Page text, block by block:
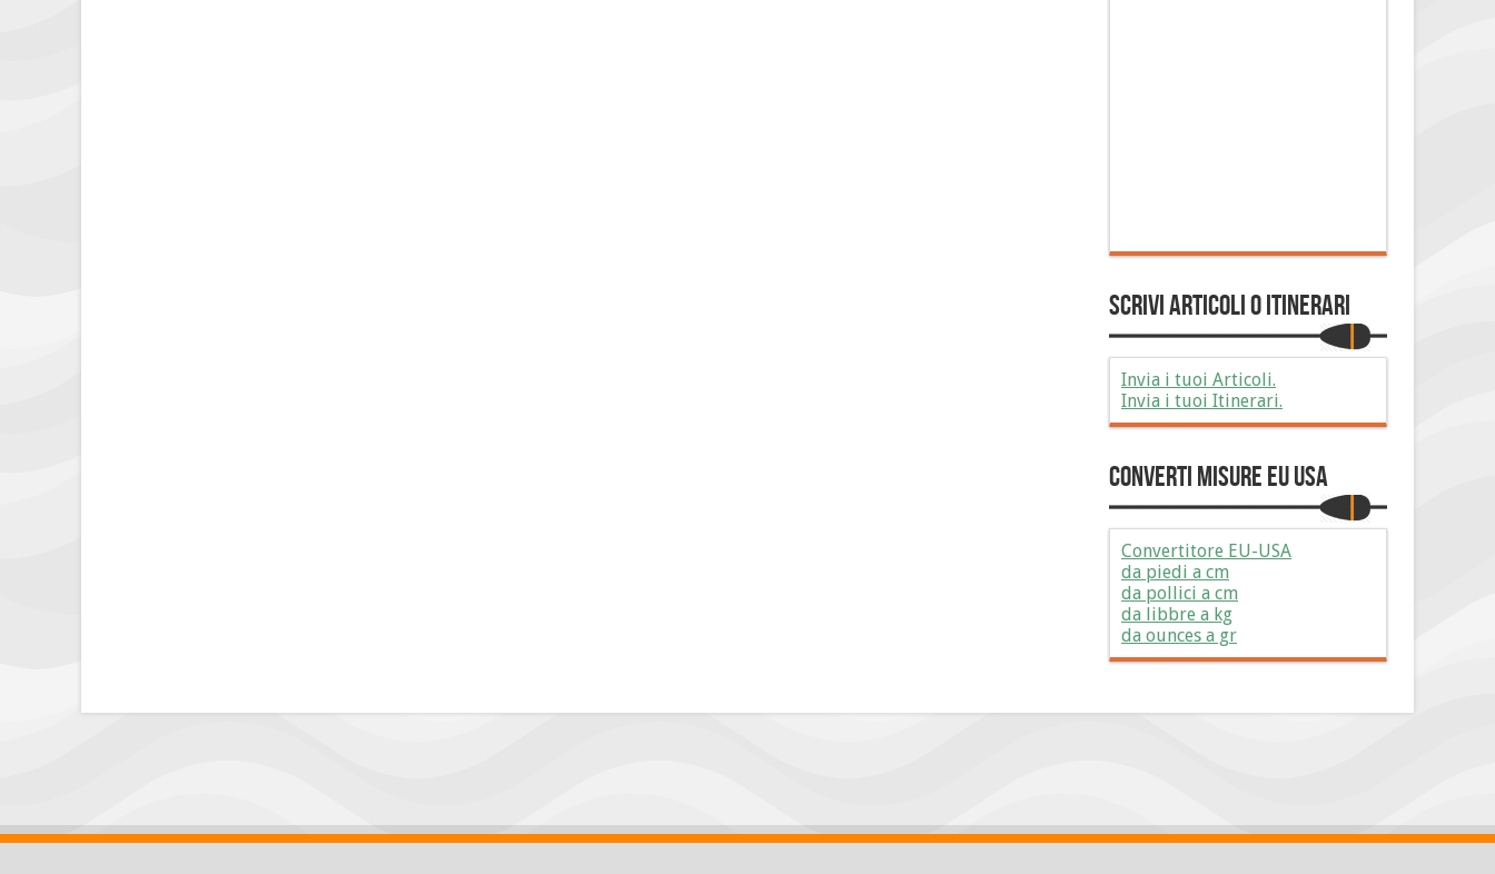
Scrivi Articoli o Itinerari
Invia i tuoi Articoli.
Invia i tuoi Itinerari.
Converti Misure EU USA
Convertitore EU-USA
da piedi a cm
da pollici a cm
da libbre a kg
da ounces a gr